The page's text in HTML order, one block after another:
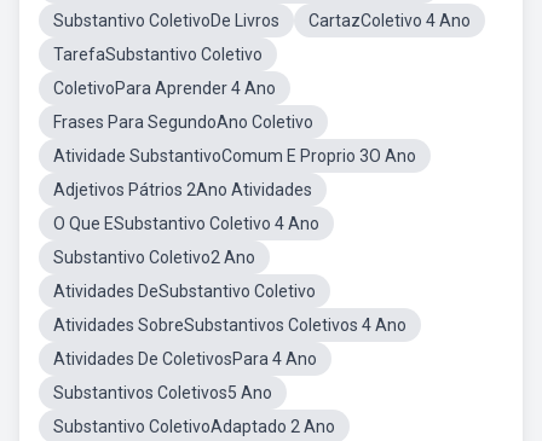
Substantivo ColetivoDe Livros
CartazColetivo 4 Ano
TarefaSubstantivo Coletivo
ColetivoPara Aprender 4 Ano
Frases Para SegundoAno Coletivo
Atividade SubstantivoComum E Proprio 3O Ano
Adjetivos Pátrios 2Ano Atividades
O Que ESubstantivo Coletivo 4 Ano
Substantivo Coletivo2 Ano
Atividades DeSubstantivo Coletivo
Atividades SobreSubstantivos Coletivos 4 Ano
Atividades De ColetivosPara 4 Ano
Substantivos Coletivos5 Ano
Substantivo ColetivoAdaptado 2 Ano